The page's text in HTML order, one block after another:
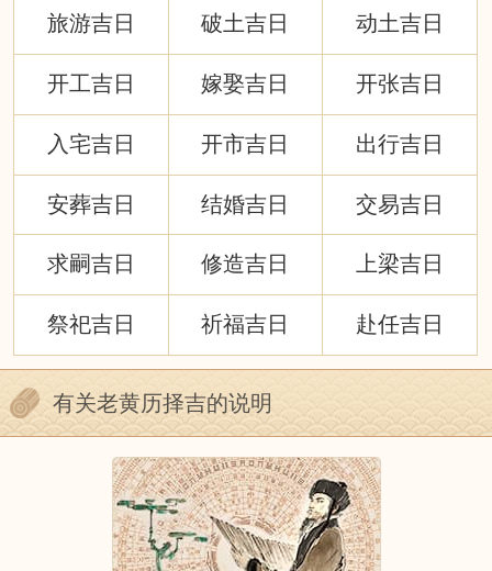
旅游吉日 破土吉日 动土吉日
开工吉日 嫁娶吉日 开张吉日
入宅吉日 开市吉日 出行吉日
安葬吉日 结婚吉日 交易吉日
求嗣吉日 修造吉日 上梁吉日
祭祀吉日 祈福吉日 赴任吉日
有关老黄历择吉的说明